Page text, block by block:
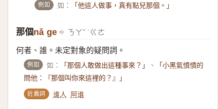
例如 如： 「他這人做事，真有點兒那個。」
那個nǎ ge ㄋㄚˇ ˙ㄍㄜ
何者、誰。未定對象的疑問詞。
例如 如： 「那個人敢做出這種事來？」 、
「小黑氣憤憤的
問他：『那個叫你來這裡的？』」
近義詞 谁人 阿谁